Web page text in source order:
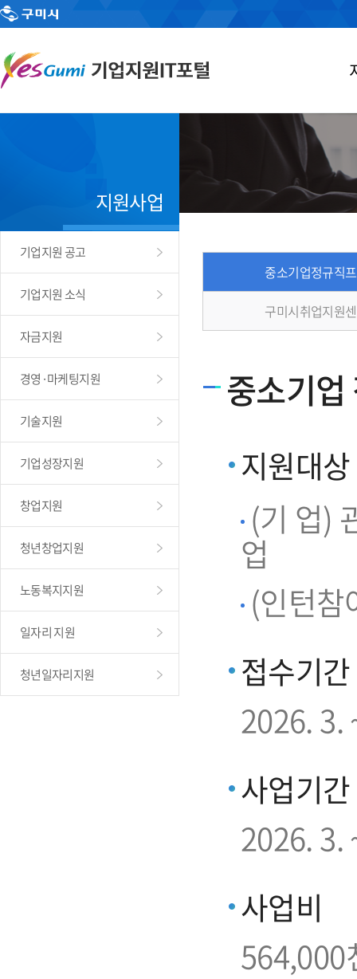
지원사업
기업지원 공고
기업지원 소식
자금지원
경영·마케팅지원
기술지원
기업성장지원
창업지원
청년창업지원
노동복지지원
일자리 지원
청년일자리지원
중소기업정규직
구미시취업지원
중소기
지원대상
(기 업)
업
(인턴참
접수기간
2026. 3.
사업기간
2026. 3.
사업비
564,000